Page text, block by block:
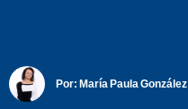
Por: María Paula González